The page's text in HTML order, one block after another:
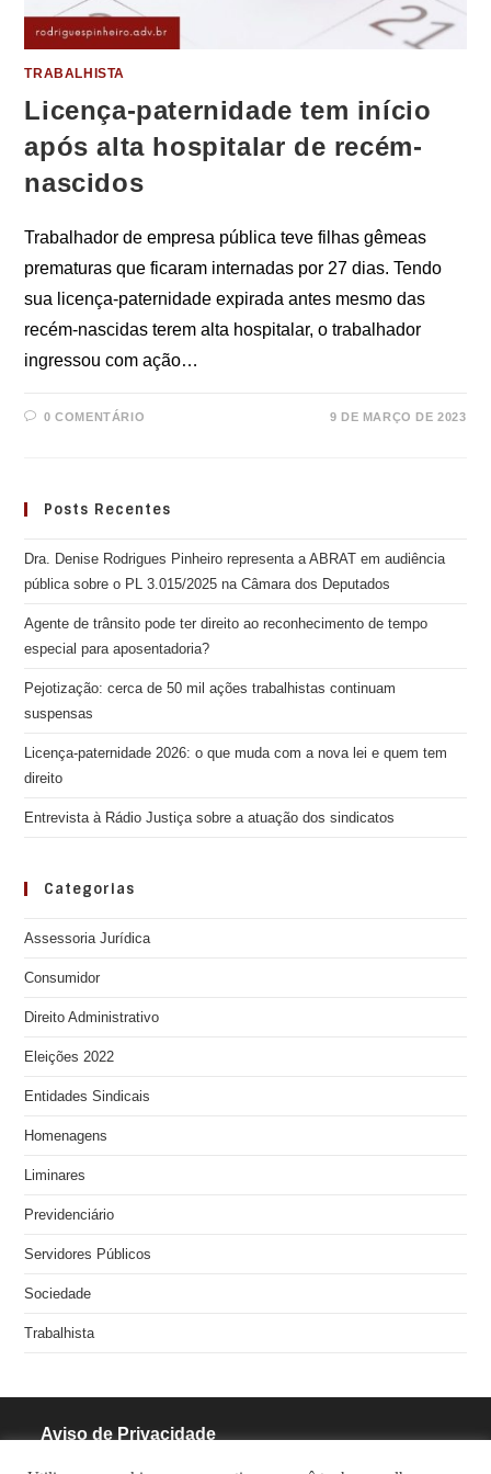
TRABALHISTA
Licença-paternidade tem início
após alta hospitalar de recém-
nascidos
Trabalhador de empresa pública teve filhas gêmeas
prematuras que ficaram internadas por 27 dias. Tendo
sua licença-paternidade expirada antes mesmo das
recém-nascidas terem alta hospitalar, o trabalhador
ingressou com ação…
0 COMENTÁRIO 9 DE MARÇO DE 2023
Posts Recentes
Dra. Denise Rodrigues Pinheiro representa a ABRAT em audiência
pública sobre o PL 3.015/2025 na Câmara dos Deputados
Agente de trânsito pode ter direito ao reconhecimento de tempo
especial para aposentadoria?
Pejotização: cerca de 50 mil ações trabalhistas continuam
suspensas
Licença-paternidade 2026: o que muda com a nova lei e quem tem
direito
Entrevista à Rádio Justiça sobre a atuação dos sindicatos
Categorias
Assessoria Jurídica
Consumidor
Direito Administrativo
Eleições 2022
Entidades Sindicais
Homenagens
Liminares
Previdenciário
Servidores Públicos
Sociedade
Trabalhista
Aviso de Privacidade